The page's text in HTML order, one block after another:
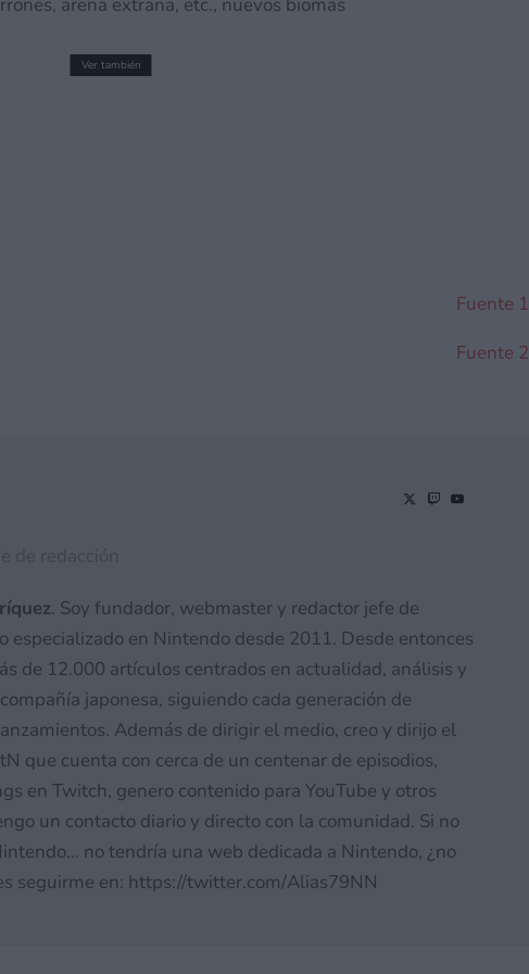
Ver también
Fuente 1
Fuente 2
. Soy fundador, webmaster y redactor jefe de
especializado en Nintendo desde 2011. Desde entonces
de 12.000 artículos centrados en actualidad, análisis y
japonesa, siguiendo cada generación de
Además de dirigir el medio, creo y dirijo el
que cuenta con cerca de un centenar de episodios,
en Twitch, genero contenido para YouTube y otros
un contacto diario y directo con la comunidad. Si no
no tendría una web dedicada a Nintendo, ¿no
seguirme en: https://twitter.com/Alias79NN